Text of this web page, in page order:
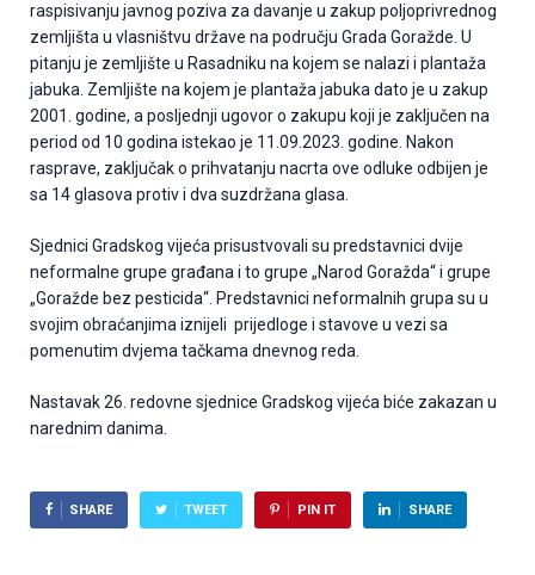
raspisivanju javnog poziva za davanje u zakup poljoprivrednog
zemljišta u vlasništvu države na području Grada Goražde. U
pitanju je zemljište u Rasadniku na kojem se nalazi i plantaža
jabuka. Zemljište na kojem je plantaža jabuka dato je u zakup
2001. godine, a posljednji ugovor o zakupu koji je zaključen na
period od 10 godina istekao je 11.09.2023. godine. Nakon
rasprave, zaključak o prihvatanju nacrta ove odluke odbijen je
sa 14 glasova protiv i dva suzdržana glasa.
Sjednici Gradskog vijeća prisustvovali su predstavnici dvije
neformalne grupe građana i to grupe „Narod Goražda“ i grupe
„Goražde bez pesticida“. Predstavnici neformalnih grupa su u
svojim obraćanjima iznijeli prijedloge i stavove u vezi sa
pomenutim dvjema tačkama dnevnog reda.
Nastavak 26. redovne sjednice Gradskog vijeća biće zakazan u
narednim danima.
SHARE TWEET PIN IT SHARE